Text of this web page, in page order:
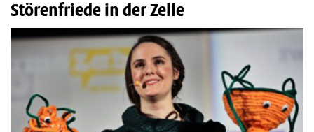
Störenfriede in der Zelle